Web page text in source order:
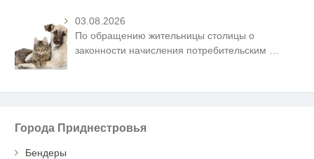
03.08.2026
По обращению жительницы столицы о
законности начисления потребительским …
Города Приднестровья
Бендеры